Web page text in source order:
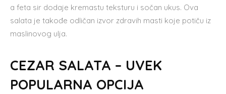
a feta sir dodaje kremastu teksturu i sočan ukus. Ova
salata je takođe odličan izvor zdravih masti koje potiču iz
maslinovog ulja.
CEZAR SALATA – UVEK
POPULARNA OPCIJA